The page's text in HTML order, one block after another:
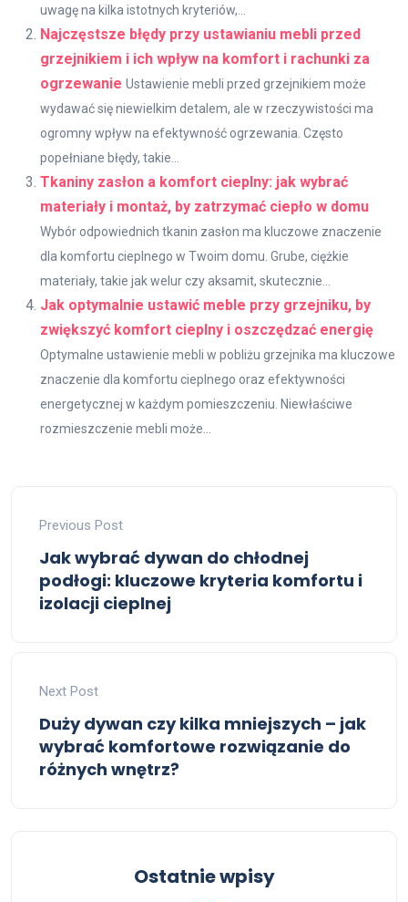
uwagę na kilka istotnych kryteriów,...
Najczęstsze błędy przy ustawianiu mebli przed
grzejnikiem i ich wpływ na komfort i rachunki za
ogrzewanie Ustawienie mebli przed grzejnikiem może
wydawać się niewielkim detalem, ale w rzeczywistości ma
ogromny wpływ na efektywność ogrzewania. Często
popełniane błędy, takie...
Tkaniny zasłon a komfort cieplny: jak wybrać
materiały i montaż, by zatrzymać ciepło w domu
Wybór odpowiednich tkanin zasłon ma kluczowe znaczenie
dla komfortu cieplnego w Twoim domu. Grube, ciężkie
materiały, takie jak welur czy aksamit, skutecznie...
Jak optymalnie ustawić meble przy grzejniku, by
zwiększyć komfort cieplny i oszczędzać energię
Optymalne ustawienie mebli w pobliżu grzejnika ma kluczowe
znaczenie dla komfortu cieplnego oraz efektywności
energetycznej w każdym pomieszczeniu. Niewłaściwe
rozmieszczenie mebli może...
Previous Post
Jak wybrać dywan do chłodnej
podłogi: kluczowe kryteria komfortu i
izolacji cieplnej
Next Post
Duży dywan czy kilka mniejszych – jak
wybrać komfortowe rozwiązanie do
różnych wnętrz?
Ostatnie wpisy